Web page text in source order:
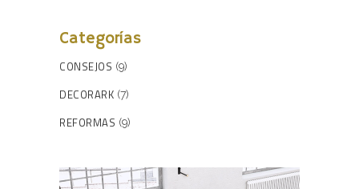
Categorías
CONSEJOS (9)
DECORARK (7)
REFORMAS (9)